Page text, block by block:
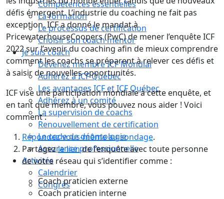
Compétences essentielles
La formation
Le processus de certification
Choisir son coach mentor
Je suis coach
Devenez membre ICF Mondial
Adhérez à ICF Québec
Les avantages ICF et ICF Québec
Adhérez à un comité
La supervision de coachs
Renouvellement de certification
Le code de déontologie
Assurance professionnelle
Activités
Calendrier
Congrès
défis émergent. L’industrie du coaching ne fait pas
exception. ICF a donné le mandat à
PricewaterhouseCoopers (PwC) de mener l’enquête ICF
2022 sur l’avenir du coaching afin de mieux comprendre
comment les coachs se préparent à relever ces défis et
à saisir de nouvelles opportunités.
ICF vise une participation mondiale à cette enquête, et
en tant que membre, vous pouvez nous aider ! Voici
comment :
Répondez vous-même au sondage.
Partagezle liende l’enquête avec toute personne
de votre réseau qui s’identifier comme :
Coach praticien externe
Coach praticien interne